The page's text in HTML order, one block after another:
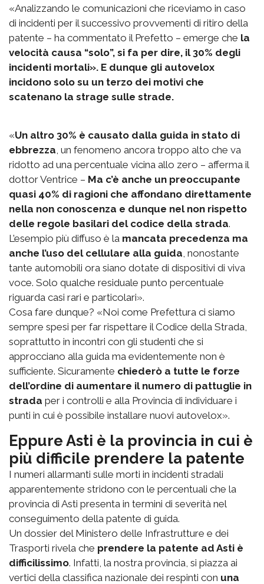
«Analizzando le comunicazioni che riceviamo in caso
di incidenti per il successivo provvementi di ritiro della
patente – ha commentato il Prefetto – emerge che la
velocità causa “solo”, si fa per dire, il 30% degli
incidenti mortali». E dunque gli autovelox
incidono solo su un terzo dei motivi che
scatenano la strage sulle strade.
«Un altro 30% è causato dalla guida in stato di
ebbrezza , un fenomeno ancora troppo alto che va
ridotto ad una percentuale vicina allo zero – afferma il
dottor Ventrice – Ma c’è anche un preoccupante
quasi 40% di ragioni che affondano direttamente
nella non conoscenza e dunque nel non rispetto
delle regole basilari del codice della strada.
L’esempio più diffuso è la mancata precedenza ma
anche l’uso del cellulare alla guida , nonostante
tante automobili ora siano dotate di dispositivi di viva
voce. Solo qualche residuale punto percentuale
riguarda casi rari e particolari».
Cosa fare dunque? «Noi come Prefettura ci siamo
sempre spesi per far rispettare il Codice della Strada,
soprattutto in incontri con gli studenti che si
approcciano alla guida ma evidentemente non è
sufficiente. Sicuramente chiederò a tutte le forze
dell’ordine di aumentare il numero di pattuglie in
strada per i controlli e alla Provincia di individuare i
punti in cui è possibile installare nuovi autovelox».
Eppure Asti è la provincia in cui è
più difficile prendere la patente
I numeri allarmanti sulle morti in incidenti stradali
apparentemente stridono con le percentuali che la
provincia di Asti presenta in termini di severità nel
conseguimento della patente di guida.
Un dossier del Ministero delle Infrastrutture e dei
Trasporti rivela che prendere la patente ad Asti è
difficilissimo. Infatti, la nostra provincia, si piazza ai
vertici della classifica nazionale dei respinti con una